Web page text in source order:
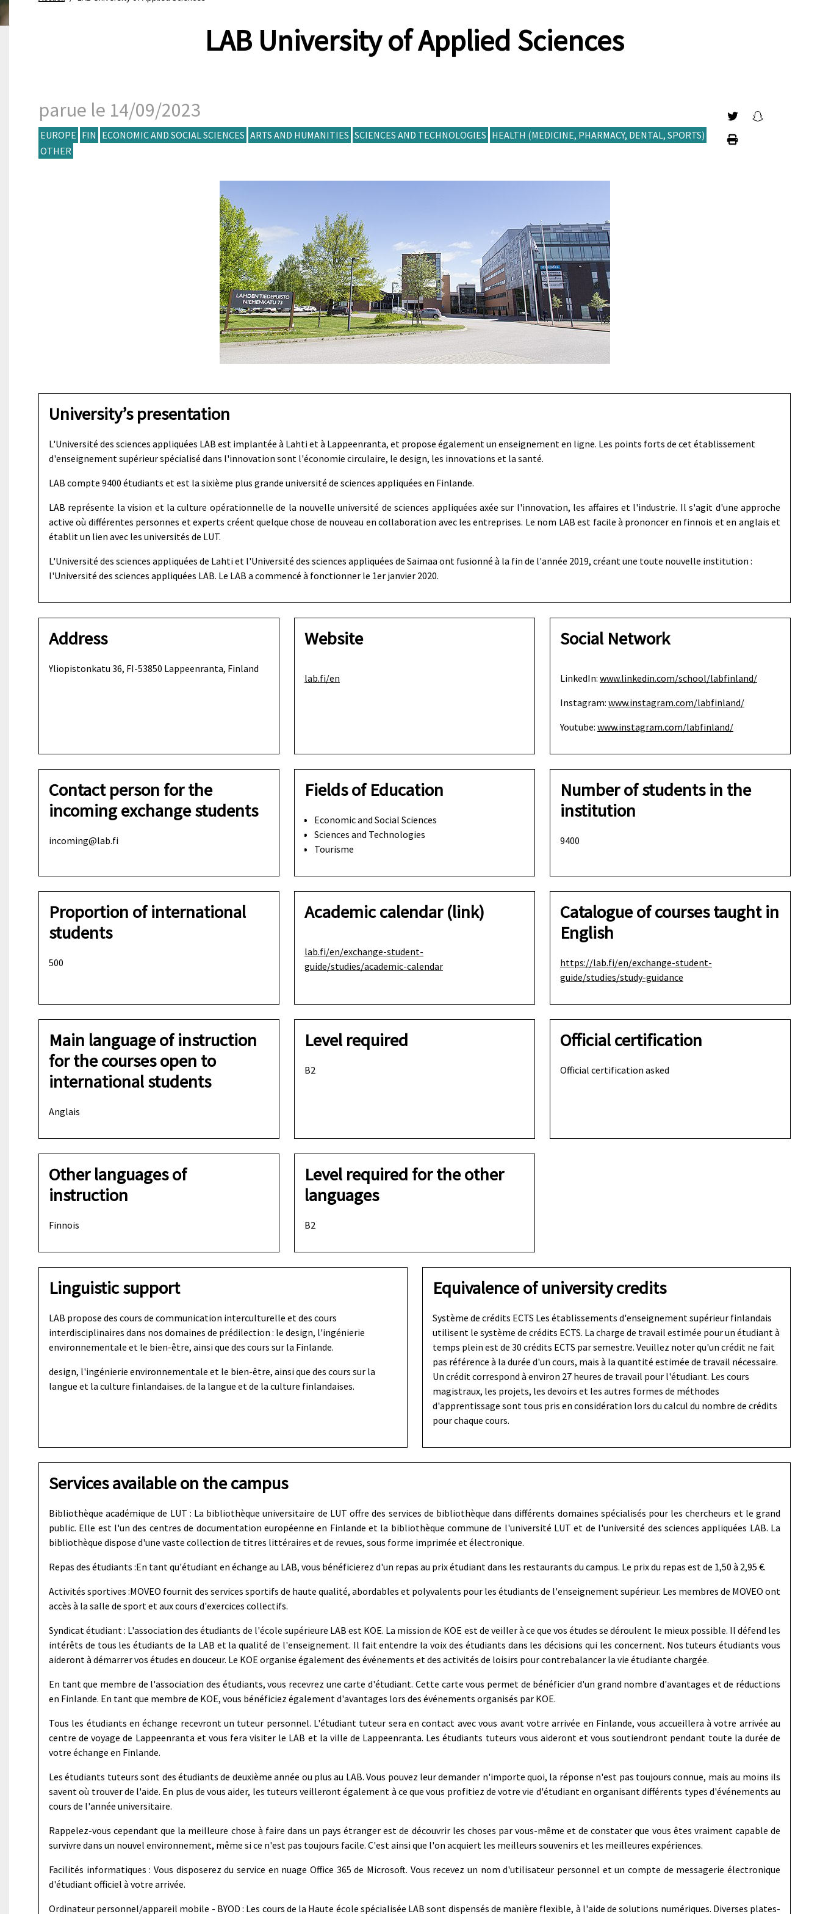
LAB University of Applied Sciences
parue le 14/09/2023
EUROPE FIN ECONOMIC AND SOCIAL SCIENCES ARTS AND HUMANITIES SCIENCES AND TECHNOLOGIES HEALTH (MEDICINE, PHARMACY, DENTAL, SPORTS)
OTHER
Partager sur
Partager
Imprimer
University’s presentation
L'Université des sciences appliquées LAB est implantée à Lahti et à Lappeenranta, et propose également un enseignement en ligne. Les points forts de cet établissement
d'enseignement supérieur spécialisé dans l'innovation sont l'économie circulaire, le design, les innovations et la santé.
LAB compte 9400 étudiants et est la sixième plus grande université de sciences appliquées en Finlande.
LAB représente la vision et la culture opérationnelle de la nouvelle université de sciences appliquées axée sur l'innovation, les affaires et l'industrie. Il s'agit d'une approche
active où différentes personnes et experts créent quelque chose de nouveau en collaboration avec les entreprises. Le nom LAB est facile à prononcer en finnois et en anglais et
établit un lien avec les universités de LUT.
L'Université des sciences appliquées de Lahti et l'Université des sciences appliquées de Saimaa ont fusionné à la fin de l'année 2019, créant une toute nouvelle institution :
l'Université des sciences appliquées LAB. Le LAB a commencé à fonctionner le 1er janvier 2020.
Address
Yliopistonkatu 36, FI-53850 Lappeenranta, Finland
Website
lab.fi/en
Social Network
LinkedIn: www.linkedin.com/school/labfinland/
Instagram: www.instagram.com/labfinland/
Youtube: www.instagram.com/labfinland/
Contact person for the
incoming exchange students
incoming@lab.fi
Fields of Education
Economic and Social Sciences
Sciences and Technologies
Tourisme
Number of students in the
institution
9400
Proportion of international
students
500
Academic calendar (link)
lab.fi/en/exchange-student-
guide/studies/academic-calendar
Catalogue of courses taught in
English
https://lab.fi/en/exchange-student-
guide/studies/study-guidance
Main language of instruction
for the courses open to
international students
Anglais
Level required
B2
Official certification
Official certification asked
Other languages of
instruction
Finnois
Level required for the other
languages
B2
Linguistic support
LAB propose des cours de communication interculturelle et des cours
interdisciplinaires dans nos domaines de prédilection : le design, l'ingénierie
environnementale et le bien-être, ainsi que des cours sur la Finlande.
design, l'ingénierie environnementale et le bien-être, ainsi que des cours sur la
langue et la culture finlandaises. de la langue et de la culture finlandaises.
Equivalence of university credits
Système de crédits ECTS Les établissements d'enseignement supérieur finlandais
utilisent le système de crédits ECTS. La charge de travail estimée pour un étudiant à
temps plein est de 30 crédits ECTS par semestre. Veuillez noter qu'un crédit ne fait
pas référence à la durée d'un cours, mais à la quantité estimée de travail nécessaire.
Un crédit correspond à environ 27 heures de travail pour l'étudiant. Les cours
magistraux, les projets, les devoirs et les autres formes de méthodes
d'apprentissage sont tous pris en considération lors du calcul du nombre de crédits
pour chaque cours.
Services available on the campus
Bibliothèque académique de LUT : La bibliothèque universitaire de LUT offre des services de bibliothèque dans différents domaines spécialisés pour les chercheurs et le grand
public. Elle est l'un des centres de documentation européenne en Finlande et la bibliothèque commune de l'université LUT et de l'université des sciences appliquées LAB. La
bibliothèque dispose d'une vaste collection de titres littéraires et de revues, sous forme imprimée et électronique.
Repas des étudiants :En tant qu'étudiant en échange au LAB, vous bénéficierez d'un repas au prix étudiant dans les restaurants du campus. Le prix du repas est de 1,50 à 2,95 €.
Activités sportives :MOVEO fournit des services sportifs de haute qualité, abordables et polyvalents pour les étudiants de l'enseignement supérieur. Les membres de MOVEO ont
accès à la salle de sport et aux cours d'exercices collectifs.
Syndicat étudiant : L'association des étudiants de l'école supérieure LAB est KOE. La mission de KOE est de veiller à ce que vos études se déroulent le mieux possible. Il défend les
intérêts de tous les étudiants de la LAB et la qualité de l'enseignement. Il fait entendre la voix des étudiants dans les décisions qui les concernent. Nos tuteurs étudiants vous
aideront à démarrer vos études en douceur. Le KOE organise également des événements et des activités de loisirs pour contrebalancer la vie étudiante chargée.
En tant que membre de l'association des étudiants, vous recevrez une carte d'étudiant. Cette carte vous permet de bénéficier d'un grand nombre d'avantages et de réductions
en Finlande. En tant que membre de KOE, vous bénéficiez également d'avantages lors des événements organisés par KOE.
Tous les étudiants en échange recevront un tuteur personnel. L'étudiant tuteur sera en contact avec vous avant votre arrivée en Finlande, vous accueillera à votre arrivée au
centre de voyage de Lappeenranta et vous fera visiter le LAB et la ville de Lappeenranta. Les étudiants tuteurs vous aideront et vous soutiendront pendant toute la durée de
votre échange en Finlande.
Les étudiants tuteurs sont des étudiants de deuxième année ou plus au LAB. Vous pouvez leur demander n'importe quoi, la réponse n'est pas toujours connue, mais au moins ils
savent où trouver de l'aide. En plus de vous aider, les tuteurs veilleront également à ce que vous profitiez de votre vie d'étudiant en organisant différents types d'événements au
cours de l'année universitaire.
Rappelez-vous cependant que la meilleure chose à faire dans un pays étranger est de découvrir les choses par vous-même et de constater que vous êtes vraiment capable de
survivre dans un nouvel environnement, même si ce n'est pas toujours facile. C'est ainsi que l'on acquiert les meilleurs souvenirs et les meilleures expériences.
Facilités informatiques : Vous disposerez du service en nuage Office 365 de Microsoft. Vous recevez un nom d'utilisateur personnel et un compte de messagerie électronique
d'étudiant officiel à votre arrivée.
Ordinateur personnel/appareil mobile - BYOD : Les cours de la Haute école spécialisée LAB sont dispensés de manière flexible, à l'aide de solutions numériques. Diverses plates-